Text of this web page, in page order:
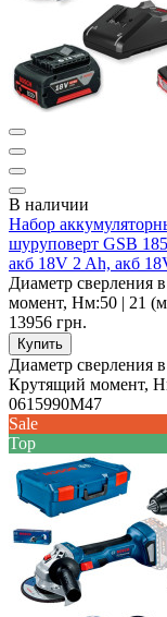
В наличии
Набор
шуруповерт GSB
акб 18V 2 Ah, акб
Диаметр сверления
момент, Нм:50 | 21
13956 грн.
Купить
Диаметр сверления
Крутящий момент,
0615990M47
Sale
Top